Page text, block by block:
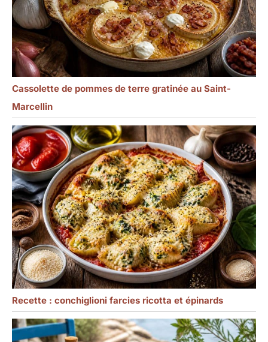
Cassolette de pommes de terre gratinée au Saint-
Marcellin
Recette : conchiglioni farcies ricotta et épinards